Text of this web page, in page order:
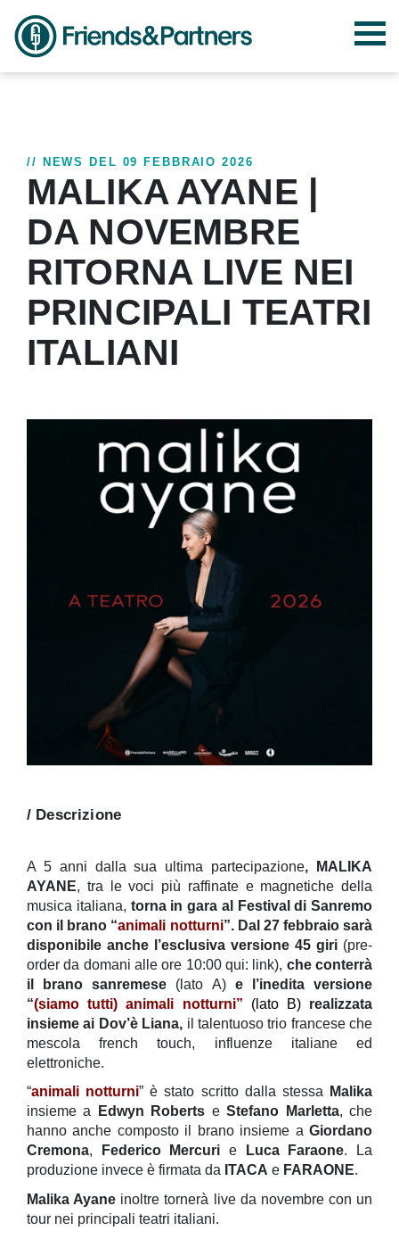
// NEWS DEL 09 FEBBRAIO 2026
MALIKA AYANE |
DA NOVEMBRE
RITORNA LIVE NEI
PRINCIPALI TEATRI
ITALIANI
/ Descrizione
A 5 anni dalla sua ultima partecipazione, MALIKA
AYANE, tra le voci più raffinate e magnetiche della
musica italiana, torna in gara al Festival di Sanremo
con il brano “animali notturni”. Dal 27 febbraio sarà
disponibile anche l’esclusiva versione 45 giri (pre-
order da domani alle ore 10:00 qui: link), che conterrà
il brano sanremese (lato A)e l’inedita versione
“(siamo tutti) animali notturni” (lato B) realizzata
insieme ai Dov’è Liana, il talentuoso trio francese che
mescola french touch, influenze italiane ed
elettroniche.
“animali notturni” è stato scritto dalla stessa
Malika
insieme a
Edwyn Roberts eStefano Marletta, che
hanno anche composto il brano insieme a Giordano
Cremona, Federico Mercuri e Luca Faraone. La
produzione invece è firmata da ITACA e FARAONE.
Malika Ayane inoltre tornerà live da novembre con un
tour nei principali teatri italiani.